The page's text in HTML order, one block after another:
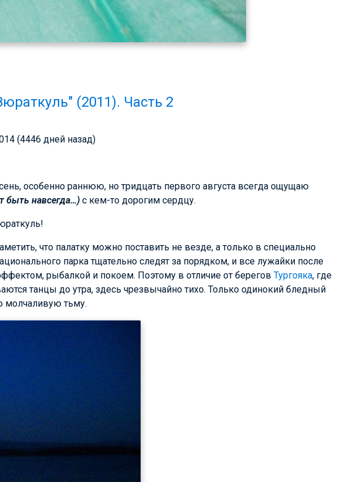
(2011). Часть 2
(4446 дней назад)
особенно раннюю, но тридцать первого августа всегда ощущаю
быть навсегда…) с кем-то дорогим сердцу.
что палатку можно поставить не везде, а только в специально
парка тщательно следят за порядком, и все лужайки после
рыбалкой и покоем. Поэтому в отличие от берегов Тургояка, где
танцы до утра, здесь чрезвычайно тихо. Только одинокий бледный
молчаливую тьму.